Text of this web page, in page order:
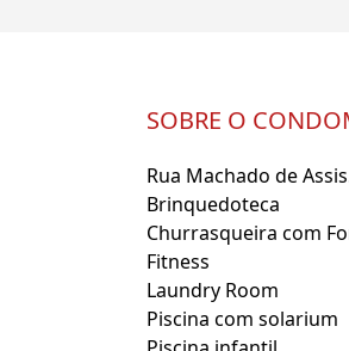
SOBRE O
Rua Machado de
Brinquedoteca
Churrasqueira com
Fitness
Laundry Room
Piscina com solarium